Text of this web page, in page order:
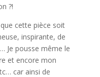
?!
cette pièce soit
inspirante, de
Je pousse même le
et encore mon
car ainsi de